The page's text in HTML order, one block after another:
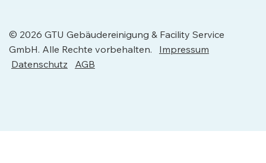
© 2026 GTU Gebäudereinigung & Facility Service
GmbH. Alle Rechte vorbehalten. Impressum
Datenschutz
AGB